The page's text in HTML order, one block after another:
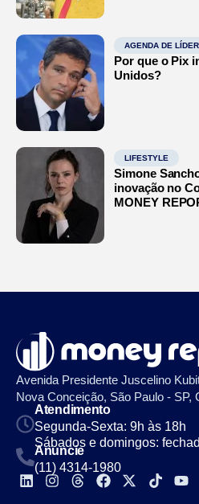
AGENDA DE
Por que o Pix
Unidos?
LIFESTYLE
Simone
inovação no
MONEY
Avenida Presidente Juscelino
Nova Conceição, São Paulo - SP,
Atendimento
Segunda-Sexta: 9h às 18h
Sábados e domingos:
Anuncie
(11) 4314-1980